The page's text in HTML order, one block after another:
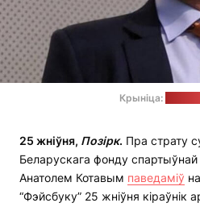
Крыніца:
25 жніўня, Позірк. Пра страту
Беларускага фонду
Анатолем Котавым паведаміў
“Фэйсбуку” 25 жніўня кіраўнік